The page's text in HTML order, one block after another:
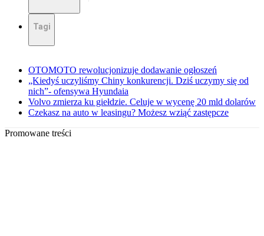
Tagi
OTOMOTO rewolucjonizuje dodawanie ogłoszeń
„Kiedyś uczyliśmy Chiny konkurencji. Dziś uczymy się od
nich”- ofensywa Hyundaia
Volvo zmierza ku giełdzie. Celuje w wycenę 20 mld dolarów
Czekasz na auto w leasingu? Możesz wziąć zastępcze
Promowane treści